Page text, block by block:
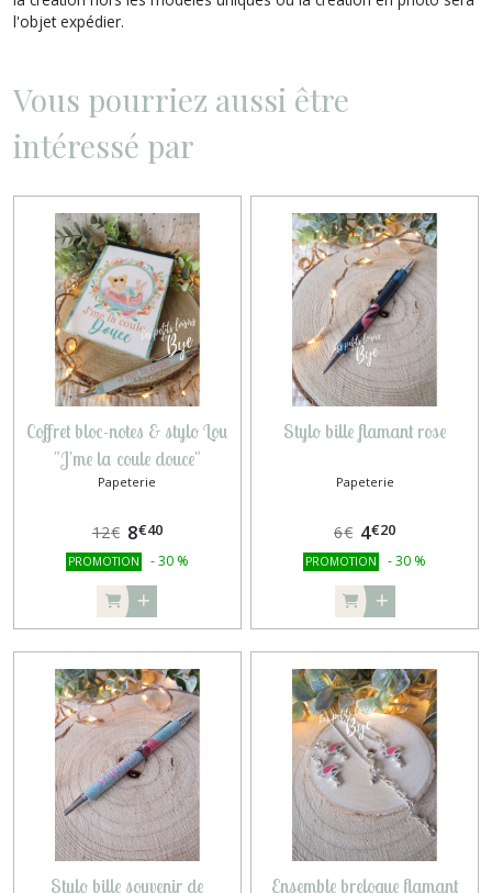
l'objet expédier.
Vous pourriez aussi être
intéressé par
Coffret bloc-notes & stylo Lou
"J'me la coule douce"
Papeterie
12€ 8€40
PROMOTION -30 %
Stylo bille flamant rose
Papeterie
6€ 4€20
PROMOTION -30 %
Stylo bille souvenir de
Ensemble breloque flamant